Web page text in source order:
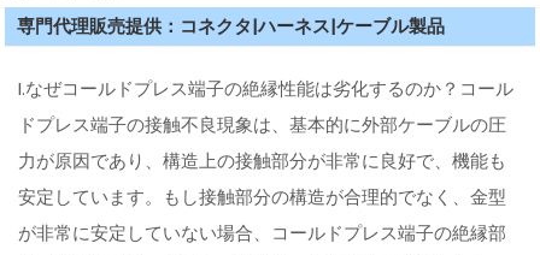
専門代理販売提供：コネクタ|ハーネス|ケーブル製品
I.なぜコールドプレス端子の絶縁性能は劣化するのか？コール
ドプレス端子の接触不良現象は、基本的に外部ケーブルの圧
力が原因であり、構造上の接触部分が非常に良好で、機能も
安定しています。もし接触部分の構造が合理的でなく、金型
が非常に安定していない場合、コールドプレス端子の絶縁部